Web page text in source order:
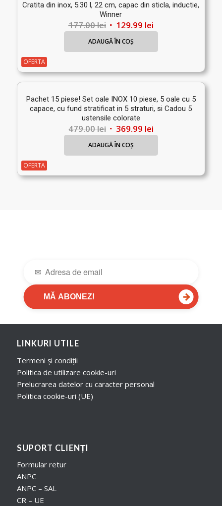
Cratita din inox, 5.30 l, 22 cm, capac din sticla, inductie,
Winner
177.00lei Prețul
inițial
177.00 lei.
129.99 leiPrețul
curent
este:
ADAUGĂ ÎN COȘ
OFERTA
Pachet 15 piese! Set oale INOX 10 piese, 5 oale cu 5
capace, cu fund stratificat in 5 straturi, si Cadou 5
ustensile colorate
479.00lei Prețul
inițial
479.00 lei.
369.99 leiPrețul
curent
este:
ADAUGĂ ÎN COȘ
OFERTA
MĂ ABONEZ! →
LINKURI UTILE
Termeni și condiții
Politica de utilizare cookie-uri
Prelucrarea datelor cu caracter personal
Politica cookie-uri (UE)
SUPORT CLIENȚI
Formular retur
ANPC
ANPC – SAL
CR – UE